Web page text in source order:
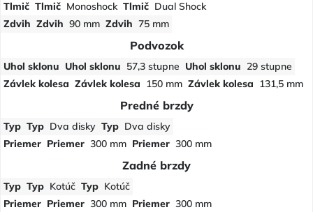
Tlmič Tlmič Monoshock Tlmič Dual Shock
Zdvih Zdvih 90 mm Zdvih 75 mm
Podvozok
Uhol sklonu Uhol sklonu 57,3 stupne Uhol sklonu 29 stupne
Závlek kolesa Závlek kolesa 150 mm Závlek kolesa 131,5 mm
Predné brzdy
Typ Typ Dva disky Typ Dva disky
Priemer Priemer 300 mm Priemer 300 mm
Zadné brzdy
Typ Typ Kotúč Typ Kotúč
Priemer Priemer 300 mm Priemer 300 mm